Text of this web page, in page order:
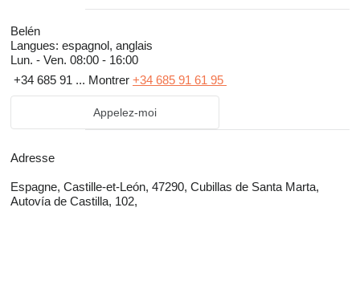
Belén
Langues: espagnol, anglais
Lun. - Ven. 08:00 - 16:00
+34 685 91 ... Montrer +34 685 91 61 95
Appelez-moi
Adresse
Espagne, Castille-et-León, 47290, Cubillas de Santa Marta,
Autovía de Castilla, 102,